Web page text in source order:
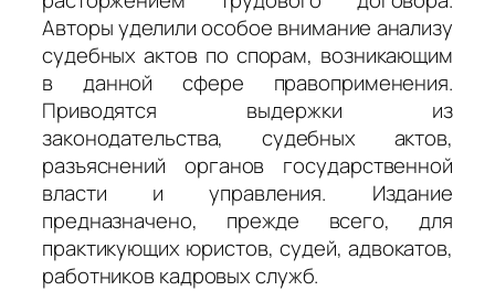
Авторы уделили особое внимание анализу
судебных актов по спорам, возникающим
в данной сфере правоприменения.
Приводятся выдержки из
законодательства, судебных актов,
разъяснений органов государственной
власти и управления. Издание
предназначено, прежде всего, для
практикующих юристов, судей, адвокатов,
работников кадровых служб.